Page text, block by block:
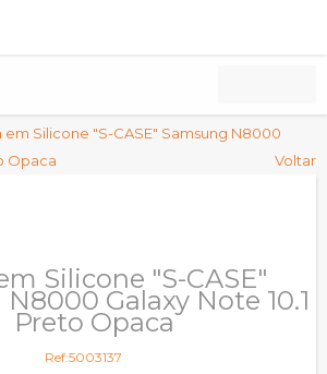
em Silicone "S-CASE" Samsung N8000
Opaca
Voltar
Silicone "S-CASE"
Galaxy Note 10.1
Preto Opaca
Ref:5003137